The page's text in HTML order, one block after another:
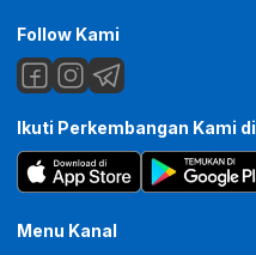
Follow Kami
Ikuti Perkembangan Kami di
Menu Kanal